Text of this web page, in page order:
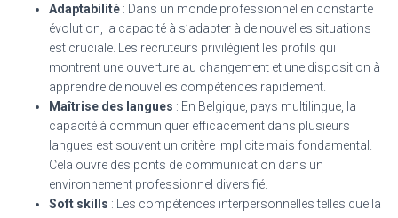
Adaptabilité : Dans un monde professionnel en constante
évolution, la capacité à s’adapter à de nouvelles situations
est cruciale. Les recruteurs privilégient les profils qui
montrent une ouverture au changement et une disposition à
apprendre de nouvelles compétences rapidement.
Maîtrise des langues : En Belgique, pays multilingue, la
capacité à communiquer efficacement dans plusieurs
langues est souvent un critère implicite mais fondamental.
Cela ouvre des ponts de communication dans un
environnement professionnel diversifié.
Soft skills : Les compétences interpersonnelles telles que la